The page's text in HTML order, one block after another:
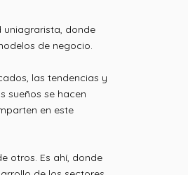
donde
de negocio.
las tendencias y
sueños se hacen
en este
otros. Es ahí, donde